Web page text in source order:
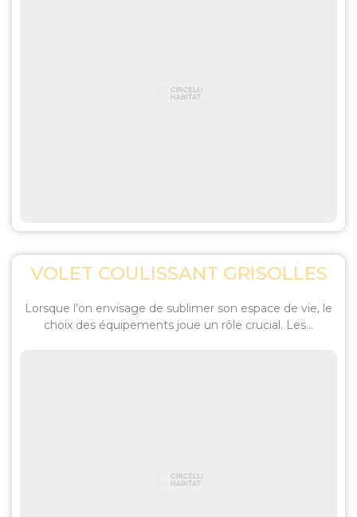
VOLET COULISSANT GRISOLLES
Lorsque l'on envisage de sublimer son espace de vie, le
choix des équipements joue un rôle crucial. Les...